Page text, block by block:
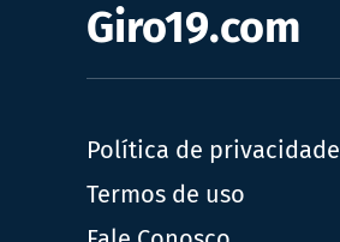
Giro19.com
Política de privacidade
Termos de uso